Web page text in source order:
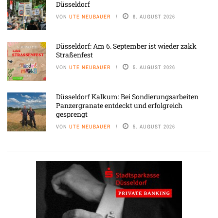
Düsseldorf
VON UTE NEUBAUER 6. AUGUST 2026
Düsseldorf: Am 6. September ist wieder zakk
Straßenfest
VON UTE NEUBAUER 5. AUGUST 2026
Düsseldorf Kalkum: Bei Sondierungsarbeiten
Panzergranate entdeckt und erfolgreich
gesprengt
VON UTE NEUBAUER 5. AUGUST 2026